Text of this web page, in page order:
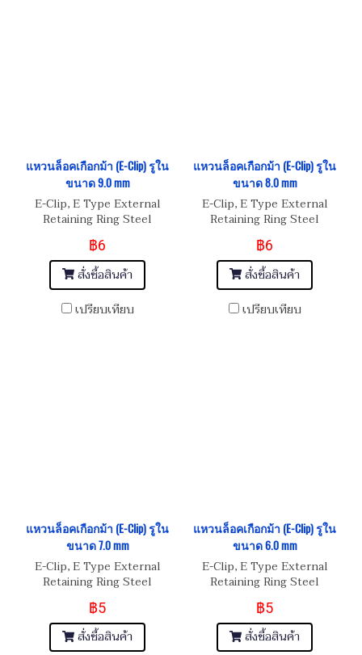
แหวนล็อคเกือกม้า (E-Clip) รูใน
ขนาด 9.0 mm
E-Clip, E Type External
Retaining Ring Steel
฿6
สั่งซื้อสินค้า
เปรียบเทียบ
แหวนล็อคเกือกม้า (E-Clip) รูใน
ขนาด 8.0 mm
E-Clip, E Type External
Retaining Ring Steel
฿6
สั่งซื้อสินค้า
เปรียบเทียบ
แหวนล็อคเกือกม้า (E-Clip) รูใน
ขนาด 7.0 mm
E-Clip, E Type External
Retaining Ring Steel
฿5
สั่งซื้อสินค้า
แหวนล็อคเกือกม้า (E-Clip) รูใน
ขนาด 6.0 mm
E-Clip, E Type External
Retaining Ring Steel
฿5
สั่งซื้อสินค้า